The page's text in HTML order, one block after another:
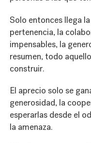
Solo entonces llega la
pertenencia, la
impensables, la
resumen, todo
construir.
El aprecio solo se
generosidad, la
esperarlas desde el
la amenaza.